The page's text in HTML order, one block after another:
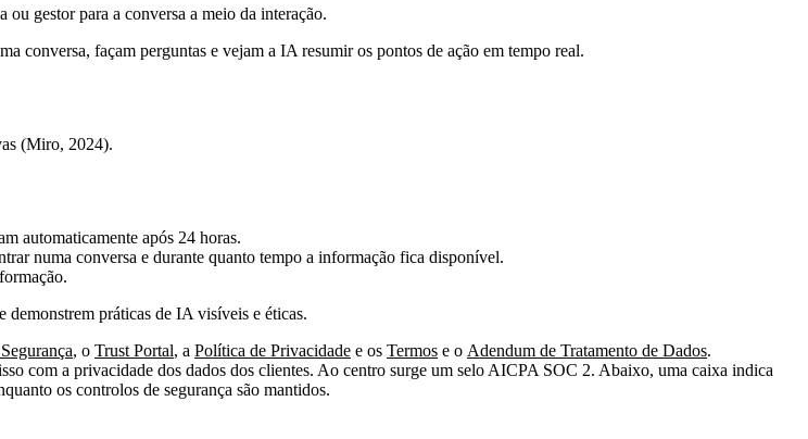
gestor para a conversa a meio da interação.
conversa, façam perguntas e vejam a IA resumir os pontos de ação em tempo real.
(Miro, 2024).
automaticamente após 24 horas.
numa conversa e durante quanto tempo a informação fica disponível.
demonstrem práticas de IA visíveis e éticas.
, o Trust Portal, a Política de Privacidade e os Termos e o Adendum de Tratamento de Dados.